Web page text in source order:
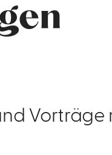
Vorträge